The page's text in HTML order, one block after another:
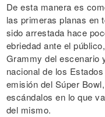
De esta manera es
las primeras planas en
sido arrestada hace
ebriedad ante el
Grammy del escenario
nacional de los
emisión del Súper
escándalos en lo que
del mismo.